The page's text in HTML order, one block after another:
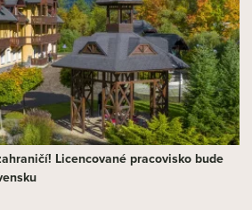
Licencované pracovisko bude